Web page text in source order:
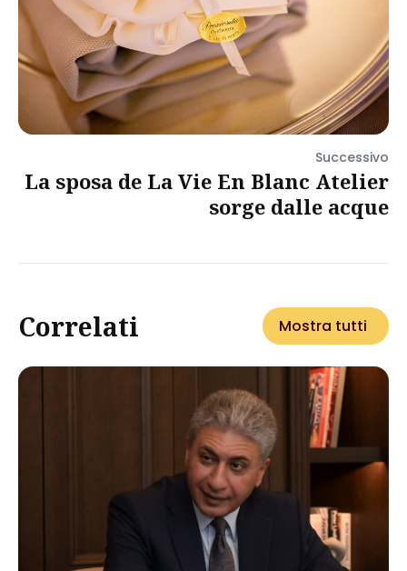
Successivo
La sposa de La Vie En Blanc Atelier
sorge dalle acque
Correlati Mostra tutti